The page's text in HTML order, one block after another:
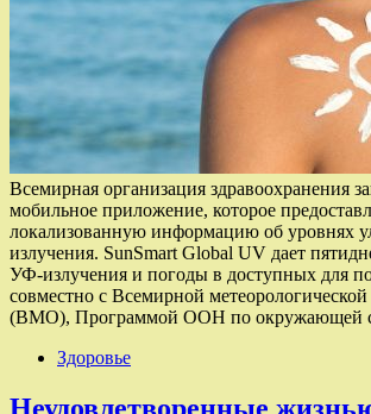
Всемирная организация здравоохранения
мобильное приложение, которое
локализованную информацию об уровнях
излучения. SunSmart Global UV дает
УФ-излучения и погоды в доступных для
совместно с Всемирной
(ВМО), Программой ООН по окружающей
Здоровье